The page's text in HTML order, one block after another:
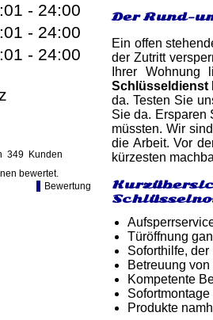
- 24:00
- 24:00
- 24:00
349 Kunden
bewertet.
Bewertung
Der Rund-
Ein offen
der Zutritt
Ihrer
Schlüsseldienst
da. Testen Sie
Sie da. Ersparen
müssten. Wir
die Arbeit. Vor
kürzesten
Türöffnung
Soforthilfe,
Betreuung
Kompetente
Produkte